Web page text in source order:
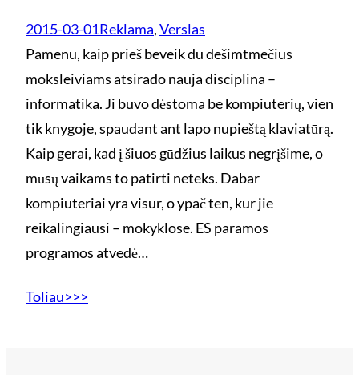
2015-03-01Reklama, Verslas
Pamenu, kaip prieš beveik du dešimtmečius
moksleiviams atsirado nauja disciplina –
informatika. Ji buvo dėstoma be kompiuterių, vien
tik knygoje, spaudant ant lapo nupieštą klaviatūrą.
Kaip gerai, kad į šiuos gūdžius laikus negrįšime, o
mūsų vaikams to patirti neteks. Dabar
kompiuteriai yra visur, o ypač ten, kur jie
reikalingiausi – mokyklose. ES paramos
programos atvedė…
Toliau>>>